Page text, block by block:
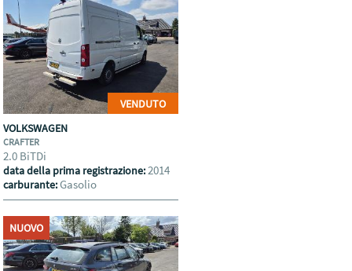
VENDUTO
VOLKSWAGEN
CRAFTER
2.0 BiTDi
data della prima registrazione:2014
carburante:Gasolio
NUOVO